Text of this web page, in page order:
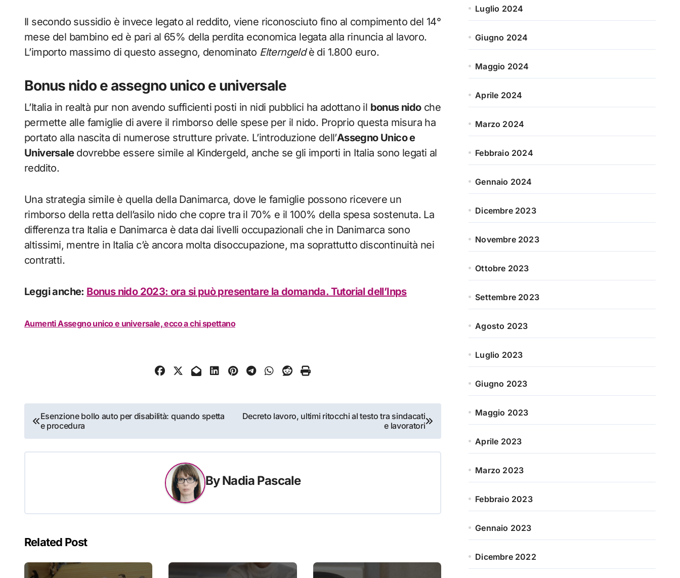
Il secondo sussidio è invece legato al reddito, viene riconosciuto fino al compimento del 14°
mese del bambino ed è pari al 65% della perdita economica legata alla rinuncia al lavoro.
L’importo massimo di questo assegno, denominato Elterngeldè di 1.800 euro.
Bonus nido e assegno unico e universale
L’Italia in realtà pur non avendo sufficienti posti in nidi pubblici ha adottano il bonus nidoche
permette alle famiglie di avere il rimborso delle spese per il nido. Proprio questa misura ha
portato alla nascita di numerose strutture private. L’introduzione dell’Assegno Unico e
Universaledovrebbe essere simile al Kindergeld, anche se gli importi in Italia sono legati al
reddito.
Una strategia simile è quella della Danimarca, dove le famiglie possono ricevere un
rimborso della retta dell’asilo nido che copre tra il 70% e il 100% della spesa sostenuta. La
differenza tra Italia e Danimarca è data dai livelli occupazionali che in Danimarca sono
altissimi, mentre in Italia c’è ancora molta disoccupazione, ma soprattutto discontinuità nei
contratti.
Leggi anche: Bonus nido 2023: ora si può presentare la domanda. Tutorial dell’Inps
Aumenti Assegno unico e universale, ecco a chi spettano
Navigazione
articoli
Esenzione bollo auto per disabilità: quando spetta
e procedura
Decreto lavoro, ultimi ritocchi al testo tra sindacati
e lavoratori
ByNadia Pascale
Related Post
Luglio 2024
Giugno 2024
Maggio 2024
Aprile 2024
Marzo 2024
Febbraio 2024
Gennaio 2024
Dicembre 2023
Novembre 2023
Ottobre 2023
Settembre 2023
Agosto 2023
Luglio 2023
Giugno 2023
Maggio 2023
Aprile 2023
Marzo 2023
Febbraio 2023
Gennaio 2023
Dicembre 2022